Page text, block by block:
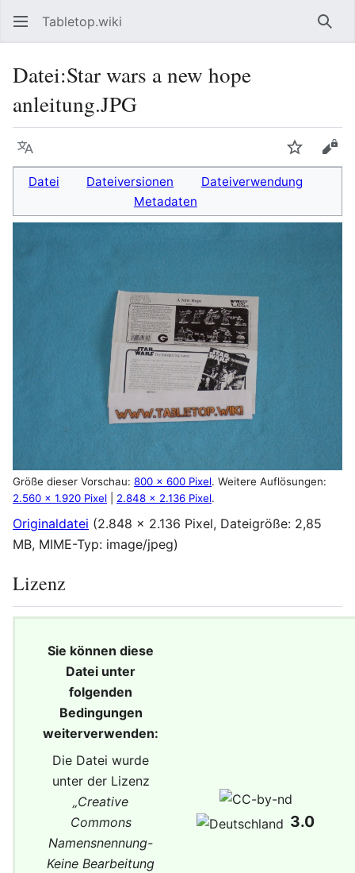
Tabletop.wiki
Datei:Star wars a new hope
anleitung.JPG
Sprache
Datei Dateiversionen
Dateiverwendung
Metadaten
Größe dieser Vorschau: 800 × 600 Pixel. Weitere Auflösungen:
2.560 × 1.920 Pixel
2.848 × 2.136 Pixel.
Originaldatei (2.848 × 2.136 Pixel, Dateigröße: 2,85
MB, MIME-Typ: image/jpeg)
Lizenz
Sie können diese
Datei unter
folgenden
Bedingungen
weiterverwenden:
Die Datei wurde
unter der Lizenz
„Creative
Commons
Namensnennung-
Keine Bearbeitung
3.0